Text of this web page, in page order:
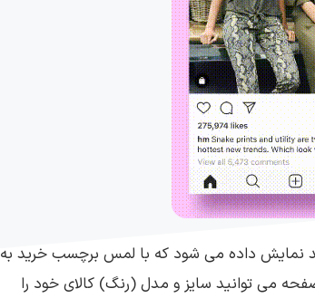
نمایش داده می شود که با لمس برچسب خرید به
می توانید سایز و مدل (رنگ) کالای خود را